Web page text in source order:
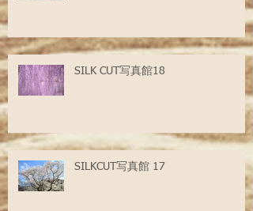
SILK CUT写真館18
SILKCUT写真館 17